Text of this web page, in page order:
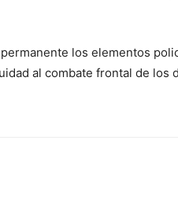
los elementos
al combate frontal de los